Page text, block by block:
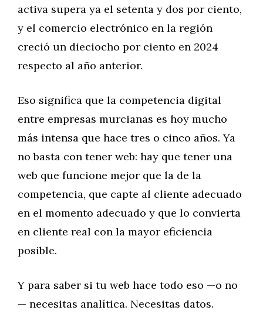
activa supera ya el setenta y dos por ciento,
y el comercio electrónico en la región
creció un dieciocho por ciento en 2024
respecto al año anterior.
Eso significa que la competencia digital
entre empresas murcianas es hoy mucho
más intensa que hace tres o cinco años. Ya
no basta con tener web: hay que tener una
web que funcione mejor que la de la
competencia, que capte al cliente adecuado
en el momento adecuado y que lo convierta
en cliente real con la mayor eficiencia
posible.
Y para saber si tu web hace todo eso —o no
— necesitas analítica. Necesitas datos.